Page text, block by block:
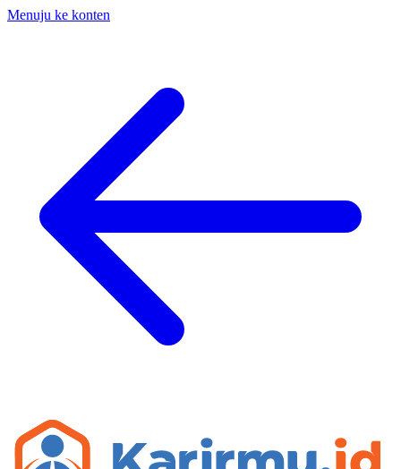
Menuju ke konten